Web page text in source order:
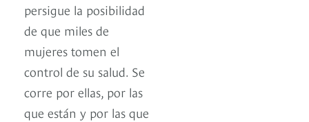
persigue la posibilidad
de que miles de
mujeres tomen el
control de su salud. Se
corre por ellas, por las
que están y por las que